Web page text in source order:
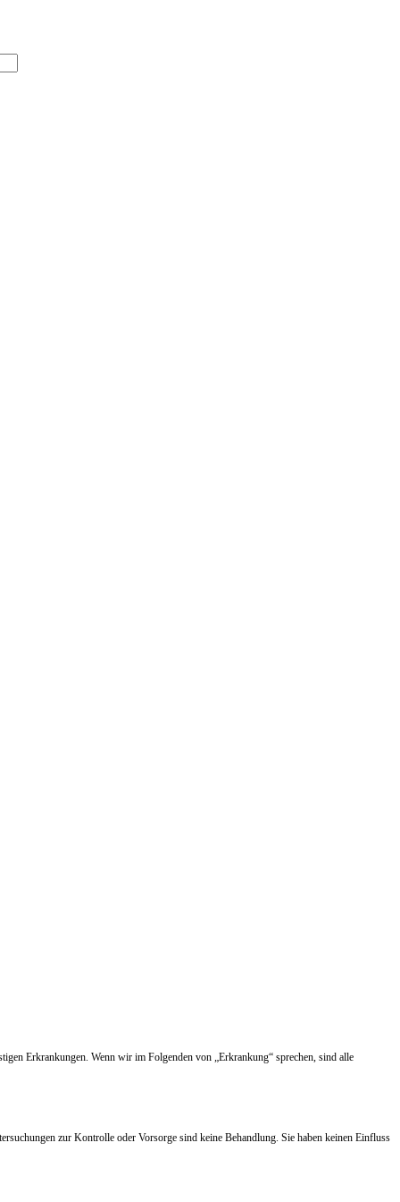
Erkrankungen. Wenn wir im Folgenden von „Erkrankung“ sprechen, sind alle
zur Kontrolle oder Vorsorge sind keine Behandlung. Sie haben keinen Einfluss